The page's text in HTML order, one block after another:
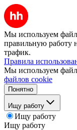
Мы используем
правильную работу
трафик.
Правила
Мы используем
файлов cookie
Понятно
Ищу работу
Ищу работу
Ищу работу